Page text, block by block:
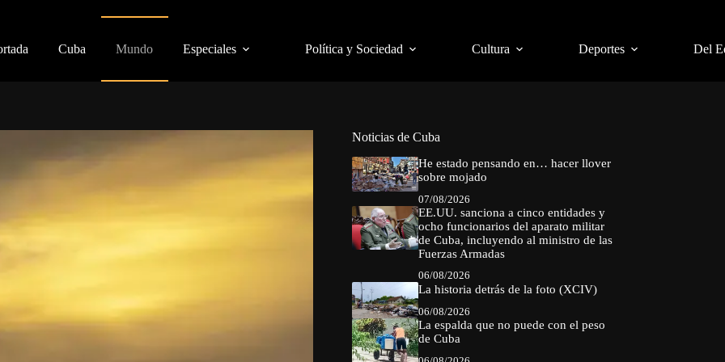
Cuba Mundo Especiales Política y Sociedad Cultura Deportes Del
Noticias de Cuba
He estado pensando en… hacer llover
sobre mojado
07/08/2026
EE.UU. sanciona a cinco entidades y
ocho funcionarios del aparato militar
de Cuba, incluyendo al ministro de las
Fuerzas Armadas
06/08/2026
La historia detrás de la foto (XCIV)
06/08/2026
La espalda que no puede con el peso
de Cuba